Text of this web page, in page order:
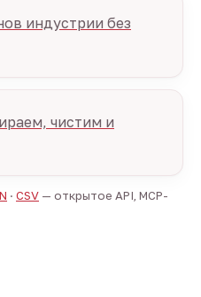
индустрии без
чистим и
· CSV — открытое API, MCP-